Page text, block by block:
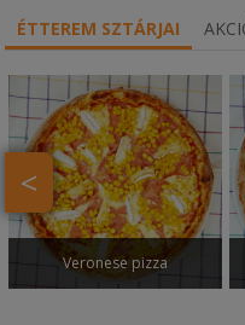
ÉTTEREM SZTÁRJAI
<
Veronese pizza